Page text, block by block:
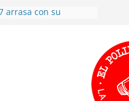
arrasa con su